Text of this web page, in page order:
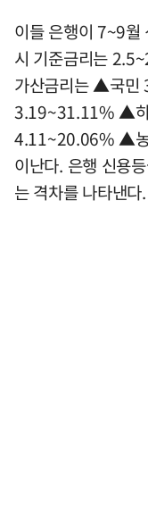
이들 은행이 7~9월
시 기준금리는
가산금리는 ▲국
3.19~31.11% ▲
4.11~20.06% ▲
이난다. 은행 신용
는 격차를 나타낸다.